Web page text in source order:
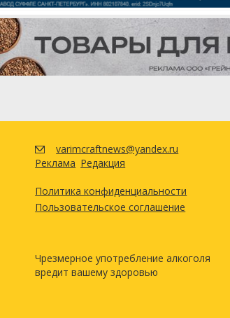
varimcraftnews@yandex.ru
Реклама Редакция
Политика конфиденциальности
Пользовательское соглашение
Чрезмерное употребление алкоголя
вредит вашему здоровью